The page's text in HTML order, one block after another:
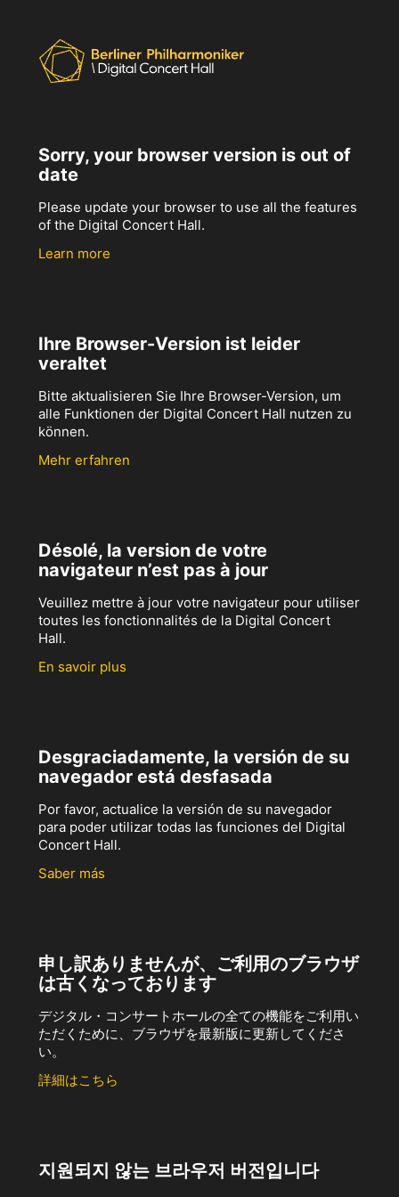
Sorry, your browser version is out of
date
Please update your browser to use all the features
of the Digital Concert Hall.
Learn more
Ihre Browser-Version ist leider
veraltet
Bitte aktualisieren Sie Ihre Browser-Version, um
alle Funktionen der Digital Concert Hall nutzen zu
können.
Mehr erfahren
Désolé, la version de votre
navigateur n’est pas à jour
Veuillez mettre à jour votre navigateur pour utiliser
toutes les fonctionnalités de la Digital Concert
Hall.
En savoir plus
Desgraciadamente, la versión de su
navegador está desfasada
Por favor, actualice la versión de su navegador
para poder utilizar todas las funciones del Digital
Concert Hall.
Saber más
申し訳ありませんが、ご利用のブラウザ
は古くなっております
デジタル・コンサートホールの全ての機能をご利用い
ただくために、ブラウザを最新版に更新してくださ
い。
詳細はこちら
지원되지 않는 브라우저 버전입니다